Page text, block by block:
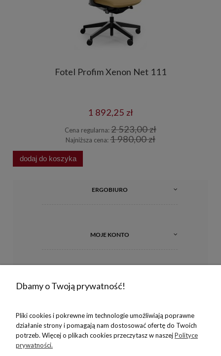
Fotel Profim Xenon Net 111
1 892,25 zł
Cena regularna: 2 523,00 zł
Najniższa cena: 1 980,00 zł
dodaj do koszyka
ERGOBIURO
MOJE KONTO
O NAS
Dbamy o Twoją prywatność!
Pliki cookies i pokrewne im technologie umożliwiają poprawne
działanie strony i pomagają nam dostosować ofertę do Twoich
potrzeb. Więcej o plikach cookies przeczytasz w naszejPolityce
prywatności.